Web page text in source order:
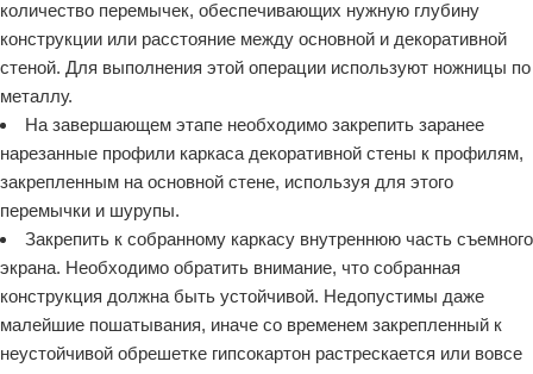
количество перемычек, обеспечивающих нужную глубину
конструкции или расстояние между основной и декоративной
стеной. Для выполнения этой операции используют ножницы по
металлу.
На завершающем этапе необходимо закрепить заранее
нарезанные профили каркаса декоративной стены к профилям,
закрепленным на основной стене, используя для этого
перемычки и шурупы.
Закрепить к собранному каркасу внутреннюю часть съемного
экрана. Необходимо обратить внимание, что собранная
конструкция должна быть устойчивой. Недопустимы даже
малейшие пошатывания, иначе со временем закрепленный к
неустойчивой обрешетке гипсокартон растрескается или вовсе